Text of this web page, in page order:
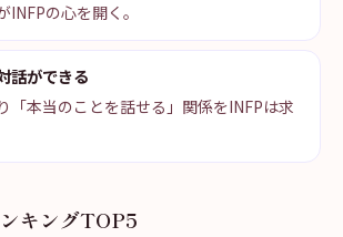
の心を開く。
話ができる
「本当のことを話せる」関係をINFPは求
キングTOP5